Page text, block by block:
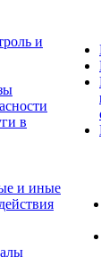
и
в
и иные